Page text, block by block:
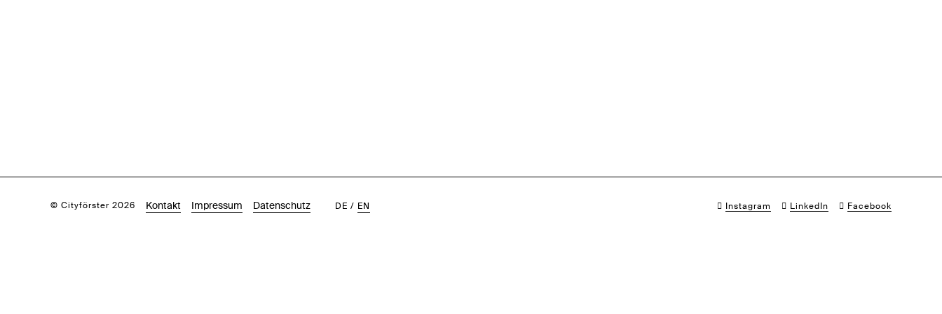
© Cityförster 2026 Kontakt Impressum Datenschutz DE / EN Instagram LinkedIn Facebook